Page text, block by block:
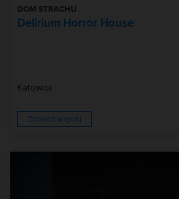
DOM STRACHU
Delirium Horror House
Katowice
Zobacz więcej